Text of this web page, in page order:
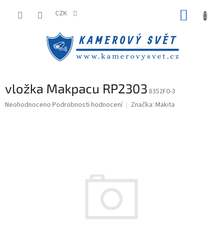
CZK
vložka Makpacu RP2303 8352F0-3
Průměrné
Neohodnoceno Podrobnosti hodnocení Značka: Makita